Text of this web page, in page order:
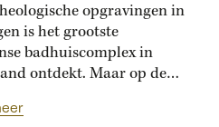
opgravingen in
is het grootste
badhuiscomplex in
ontdekt. Maar op de
een nieuwe woonwijk